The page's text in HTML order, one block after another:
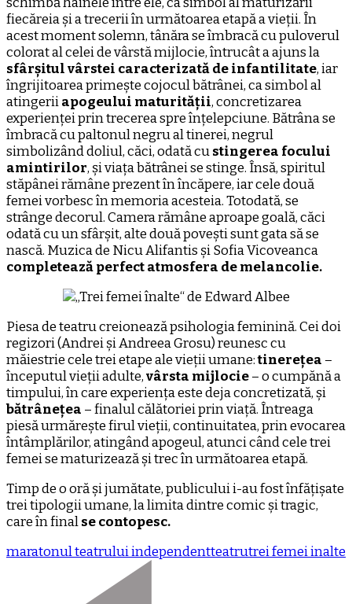
fiecăreia și a trecerii în următoarea etapă a vieții. În
acest moment solemn, tânăra se îmbracă cu puloverul
colorat al celei de vârstă mijlocie, întrucât a ajuns la
sfârșitul vârstei caracterizată de infantilitate, iar
îngrijitoarea primește cojocul bătrânei, ca simbol al
atingeriiapogeului maturității, concretizarea
experienței prin trecerea spre înțelepciune. Bătrâna se
îmbracă cu paltonul negru al tinerei, negrul
simbolizând doliul, căci, odată custingerea focului
amintirilor, și viața bătrânei se stinge. Însă, spiritul
stăpânei rămâne prezent în încăpere, iar cele două
femei vorbesc în memoria acesteia. Totodată, se
strânge decorul. Camera rămâne aproape goală, căci
odată cu un sfârșit, alte două povești sunt gata să se
nască. Muzica de Nicu Alifantis și Sofia Vicoveanca
completează perfect atmosfera de melancolie.
Piesa de teatru creionează psihologia feminină. Cei doi
regizori (Andrei și Andreea Grosu) reunesc cu
măiestrie cele trei etape ale vieții umane:tinerețea –
începutul vieții adulte,vârsta mijlocie– o cumpănă a
timpului, în care experiența este deja concretizată, și
bătrânețea – finalul călătoriei prin viață. Întreaga
piesă urmărește firul vieții, continuitatea, prin evocarea
întâmplărilor, atingând apogeul, atunci când cele trei
femei se maturizează și trec în următoarea etapă.
Timp de o oră și jumătate, publicului i-au fost înfățișate
trei tipologii umane, la limita dintre comic și tragic,
care în finalse contopesc.
maratonul teatrului independentteatrutrei femei inalte